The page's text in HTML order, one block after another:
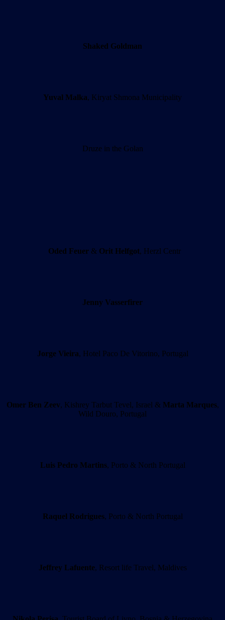
Shaked Goldman
Yuval Malka, Kiryat Shmona Municipality
Druze in the Golan
Oded Feuer & Orit Helfgot, Herzl Centr
Jenny Vasserfirer
Jorge Vieira, Hotel Paco De Vitorino, Portugal
Omer Ben Zeev, Kishrey Tarbut Tevel, Israel & Marta Marques,
Wild Douro, Portugal
Luis Pedro Martins, Porto & North Portugal
Raquel Rodrigues, Porto & North Portugal
Jeffrey Lafuente, Resort life Travel, Maldives